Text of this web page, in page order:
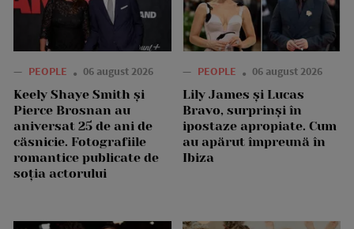
— PEOPLE 06 august 2026
Keely Shaye Smith și
Pierce Brosnan au
aniversat 25 de ani de
căsnicie. Fotografiile
romantice publicate de
soția actorului
— PEOPLE 06 august 2026
Lily James și Lucas
Bravo, surprinși în
ipostaze apropiate. Cum
au apărut împreună în
Ibiza